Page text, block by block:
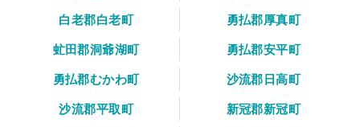
白老郡白老町
勇払郡厚真町
虻田郡洞爺湖町
勇払郡安平町
勇払郡むかわ町
沙流郡日高町
沙流郡平取町
新冠郡新冠町